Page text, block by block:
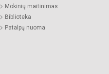
Mokinių maitinimas
Biblioteka
Patalpų nuoma